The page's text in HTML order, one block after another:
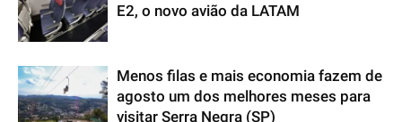
E2, o novo avião da LATAM
Menos filas e mais economia fazem de
agosto um dos melhores meses para
visitar Serra Negra (SP)